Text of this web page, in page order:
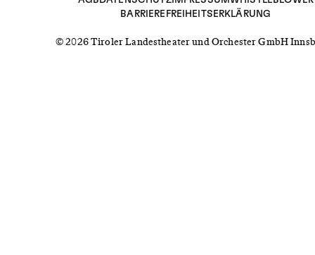
BARRIEREFREIHEITSERKLÄRUNG
© 2026 Tiroler Landestheater und Orchester GmbH